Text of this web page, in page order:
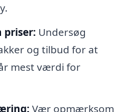
priser: Undersøg
og tilbud for at
mest værdi for
Vær opmærksom